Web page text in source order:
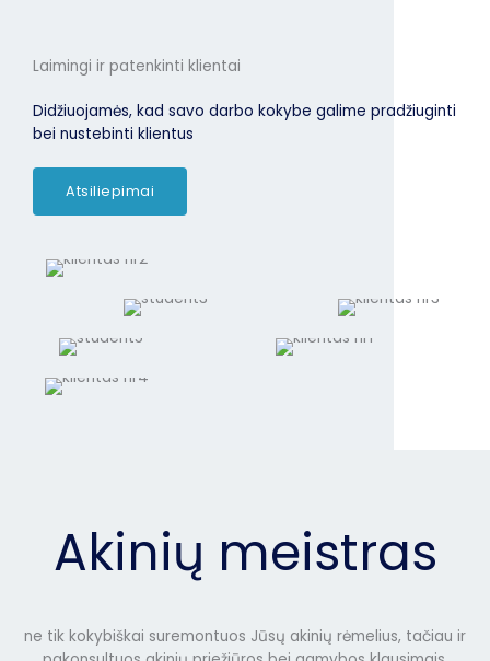
Laimingi ir patenkinti klientai
Didžiuojamės, kad savo darbo kokybe galime pradžiuginti
bei nustebinti klientus
Atsiliepimai
Akinių meistras
ne tik kokybiškai suremontuos Jūsų akinių rėmelius, tačiau ir